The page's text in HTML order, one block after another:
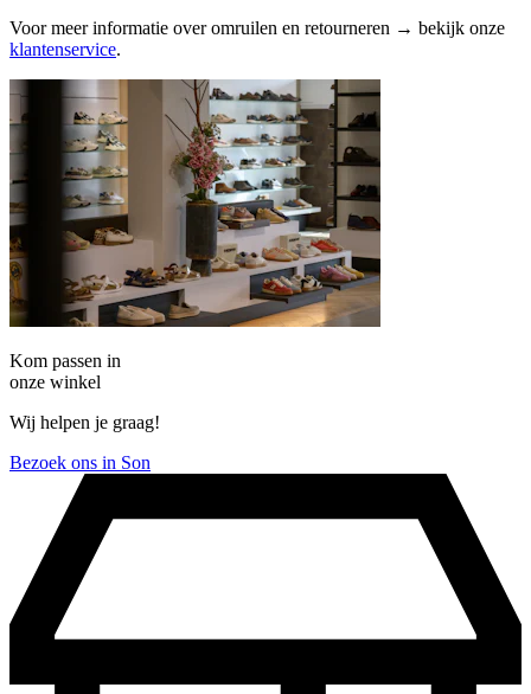
Voor meer informatie over omruilen en retourneren → bekijk onze
klantenservice.
Kom passen in
onze winkel
Wij helpen je graag!
Bezoek ons in Son